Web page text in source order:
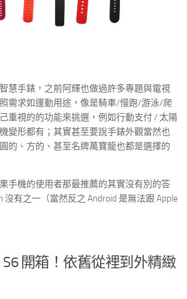
慧手錶，之前阿輝也做過許多專題與電視
需求如運動用途，像是騎車/慢跑/游泳/爬
重視的的功能來挑選，例如行動支付 / 太陽
變形都有；其實甚至要說手錶外觀當然也
的、方的、甚至名牌萬寶龍也都是選擇的
手機的使用者那最推薦的其實沒有別的答
沒有之一（當然反之 Android 是無法跟 Apple
S6 開箱！依舊從裡到外精緻